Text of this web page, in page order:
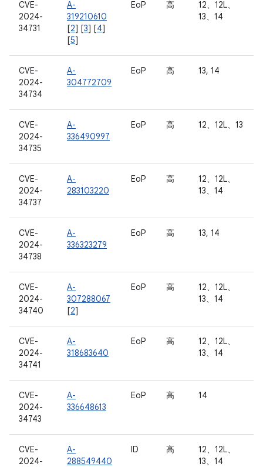
CVE-
2024-
34731
A-
319210610
[2] [3] [4]
[5]
EoP 高
12、12L、
13、14
CVE-
2024-
34734
A-
304772709
EoP 高 13, 14
CVE-
2024-
34735
A-
336490997
EoP 高 12、12L、13
CVE-
2024-
34737
A-
283103220
EoP 高
12、12L、
13、14
CVE-
2024-
34738
A-
336323279
EoP 高 13, 14
CVE-
2024-
34740
A-
307288067
[2]
EoP 高
12、12L、
13、14
CVE-
2024-
34741
A-
318683640
EoP 高
12、12L、
13、14
CVE-
2024-
34743
A-
336648613
EoP 高 14
CVE-
2024-
A-
288549440
ID 高
12、12L、
13、14